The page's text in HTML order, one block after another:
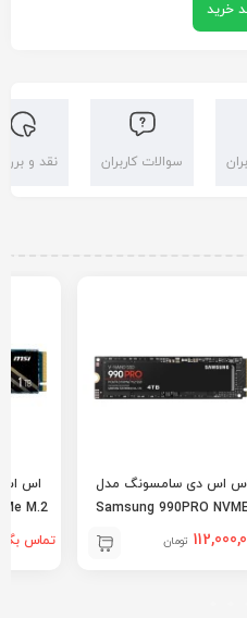
خرید
سوالات کاربران نقد و
اس دی سامسونگ مدل
Samsung 990PRO
تومان
M.2
تماس